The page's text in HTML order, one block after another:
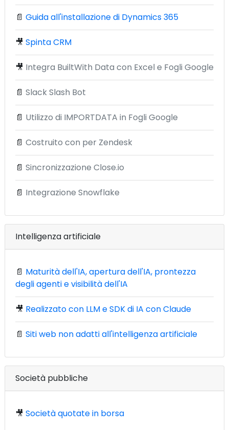
📄 Guida all'installazione di Dynamics 365
🎥 Spinta CRM
🎥 Integra BuiltWith Data con Excel e Fogli Google
📄 Slack Slash Bot
📄 Utilizzo di IMPORTDATA in Fogli Google
📄 Costruito con per Zendesk
📄 Sincronizzazione Close.io
📄 Integrazione Snowflake
Intelligenza artificiale
📄 Maturità dell'IA, apertura dell'IA, prontezza
degli agenti e visibilità dell'IA
🎥 Realizzato con LLM e SDK di IA con Claude
📄 Siti web non adatti all'intelligenza artificiale
Società pubbliche
🎥 Società quotate in borsa